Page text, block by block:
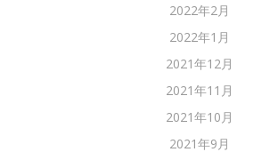
2022年2月
2022年1月
2021年12月
2021年11月
2021年10月
2021年9月